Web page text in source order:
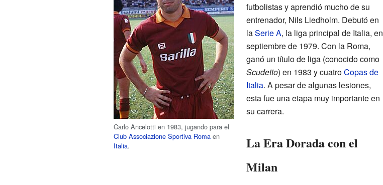
Carlo Ancelotti en 1983, jugando para el
Club Associazione Sportiva Romaen
Italia.
futbolistas y aprendió mucho de su
entrenador, Nils Liedholm. Debutó en
laSerie A, la liga principal de Italia, en
septiembre de 1979. Con la Roma,
ganó un título de liga (conocido como
Scudetto) en 1983 y cuatroCopas de
Italia. A pesar de algunas lesiones,
esta fue una etapa muy importante en
su carrera.
La Era Dorada con el
Milan